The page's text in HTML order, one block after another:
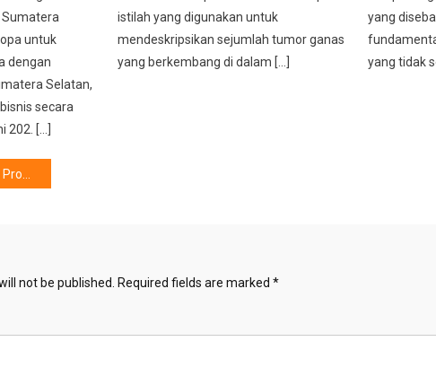
Sumatera
untuk
dengan
Selatan,
secara
202. […]
istilah yang digunakan untuk
mendeskripsikan sejumlah tumor ganas
yang berkembang di dalam […]
yang
yang tidak
Indonesia
not be published. Required fields are marked *